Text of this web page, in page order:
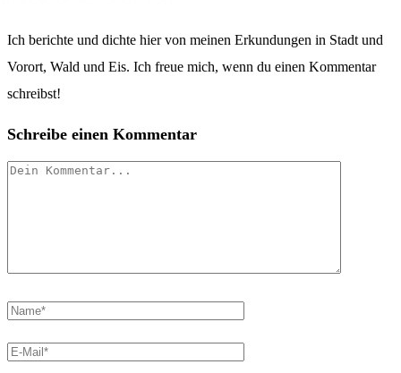
Ich berichte und dichte hier von meinen Erkundungen in Stadt und
Vorort, Wald und Eis. Ich freue mich, wenn du einen Kommentar
schreibst!
Schreibe einen Kommentar